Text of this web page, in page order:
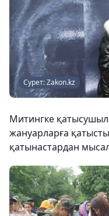
Сурет: Zakon.kz
Митингке
жануарларға
қатынастардан